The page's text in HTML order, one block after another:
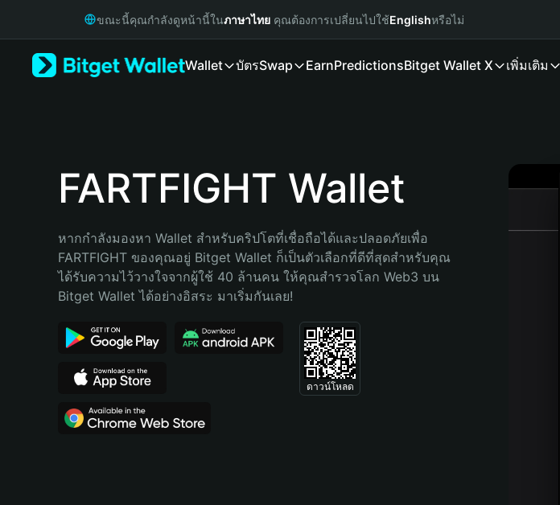
Русский
Bahasa Indonesia
Português (Brasil)
ขณะนี้คุณกำลังดูหน้านี้ในภาษาไทย คุณต้องการเปลี่ยนไปใช้Englishหรือไม่
Wallet บัตรSwap EarnPredictionsBitget Wallet X เพิ่มเติม
FARTFIGHT Wallet
หากกำลังมองหา Wallet สำหรับคริปโตที่เชื่อถือได้และปลอดภัยเพื่อ
FARTFIGHT ของคุณอยู่ Bitget Wallet ก็เป็นตัวเลือกที่ดีที่สุดสำหรับคุณ
ได้รับความไว้วางใจจากผู้ใช้ 40 ล้านคน ให้คุณสำรวจโลก Web3 บน
Bitget Wallet ได้อย่างอิสระ มาเริ่มกันเลย!
ดาวน์โหลด